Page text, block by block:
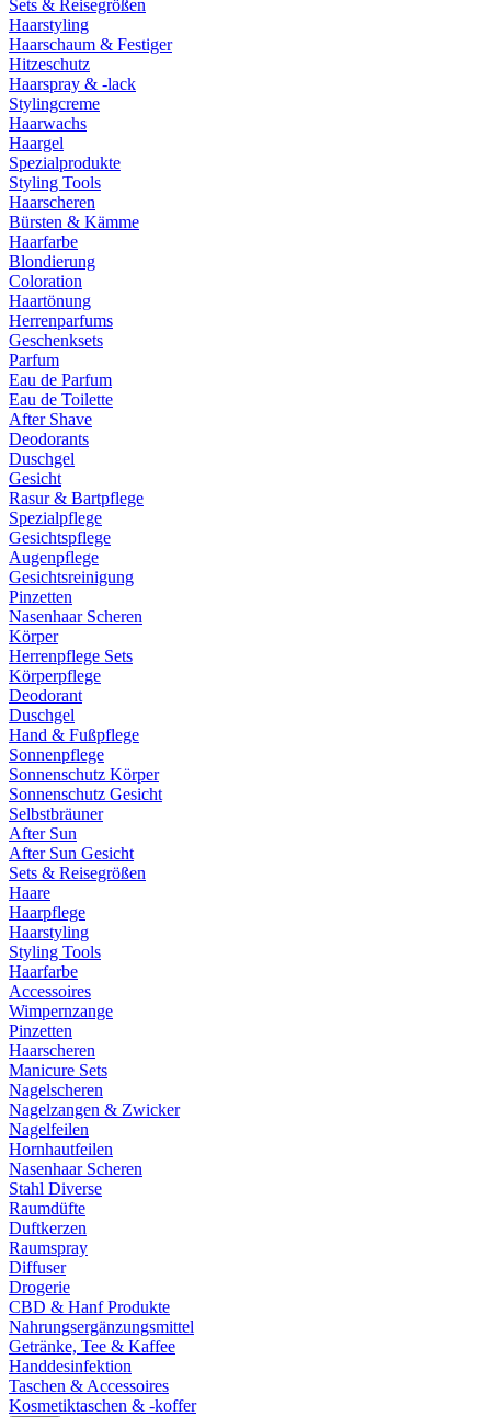
Sets & Reisegrößen
Haarstyling
Haarschaum & Festiger
Hitzeschutz
Haarspray & -lack
Stylingcreme
Haarwachs
Haargel
Spezialprodukte
Styling Tools
Haarscheren
Bürsten & Kämme
Haarfarbe
Blondierung
Coloration
Haartönung
Herrenparfums
Geschenksets
Parfum
Eau de Parfum
Eau de Toilette
After Shave
Deodorants
Duschgel
Gesicht
Rasur & Bartpflege
Spezialpflege
Gesichtspflege
Augenpflege
Gesichtsreinigung
Pinzetten
Nasenhaar Scheren
Körper
Herrenpflege Sets
Körperpflege
Deodorant
Duschgel
Hand & Fußpflege
Sonnenpflege
Sonnenschutz Körper
Sonnenschutz Gesicht
Selbstbräuner
After Sun
After Sun Gesicht
Sets & Reisegrößen
Haare
Haarpflege
Haarstyling
Styling Tools
Haarfarbe
Accessoires
Wimpernzange
Pinzetten
Haarscheren
Manicure Sets
Nagelscheren
Nagelzangen & Zwicker
Nagelfeilen
Hornhautfeilen
Nasenhaar Scheren
Stahl Diverse
Raumdüfte
Duftkerzen
Raumspray
Diffuser
Drogerie
CBD & Hanf Produkte
Nahrungsergänzungsmittel
Getränke, Tee & Kaffee
Handdesinfektion
Taschen & Accessoires
Kosmetiktaschen & -koffer